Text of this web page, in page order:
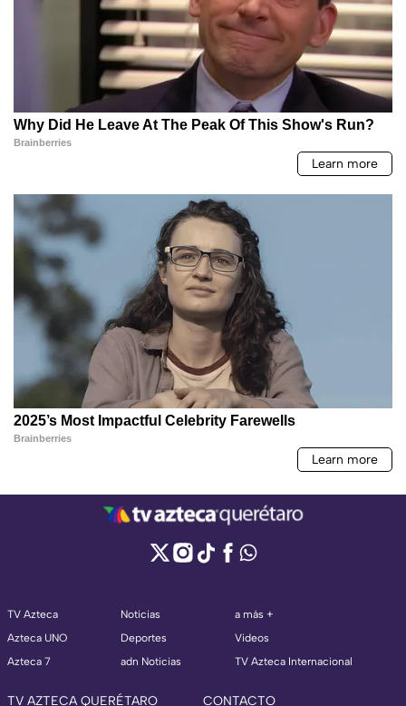
TV Azteca
Azteca UNO
Azteca 7
Noticias
Deportes
adn Noticias
a más +
Videos
TV Azteca Internacional
TV AZTECA QUERÉTARO CONTACTO